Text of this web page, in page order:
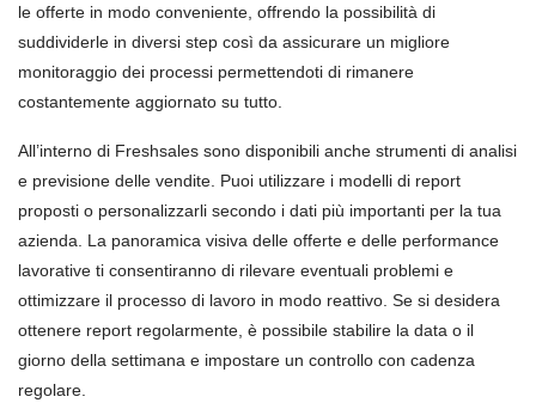
le offerte in modo conveniente, offrendo la possibilità di
suddividerle in diversi step così da assicurare un migliore
monitoraggio dei processi permettendoti di rimanere
costantemente aggiornato su tutto.
All’interno di Freshsales sono disponibili anche strumenti di analisi
e previsione delle vendite. Puoi utilizzare i modelli di report
proposti o personalizzarli secondo i dati più importanti per la tua
azienda. La panoramica visiva delle offerte e delle performance
lavorative ti consentiranno di rilevare eventuali problemi e
ottimizzare il processo di lavoro in modo reattivo. Se si desidera
ottenere report regolarmente, è possibile stabilire la data o il
giorno della settimana e impostare un controllo con cadenza
regolare.